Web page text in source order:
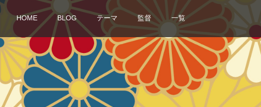
HOME BLOG テーマ 監督 一覧